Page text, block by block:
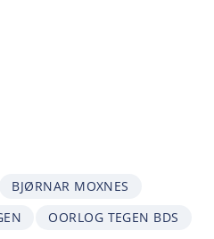
BJØRNAR MOXNES
OORLOG TEGEN BDS